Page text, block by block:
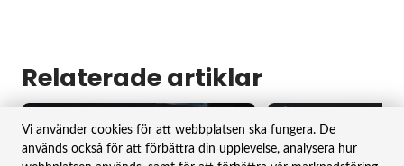
Relaterade artiklar
Vi använder cookies för att webbplatsen ska fungera. De
används också för att förbättra din upplevelse, analysera hur